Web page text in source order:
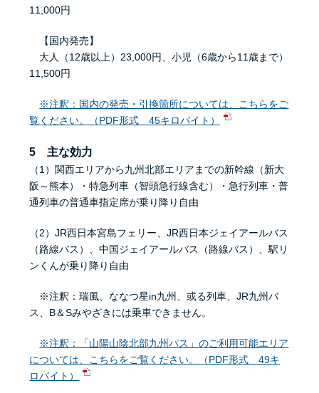
11,000円
【国内発売】
大人（12歳以上）23,000円、小児（6歳から11歳まで）
11,500円
※注釈：国内の発売・引換箇所については、こちらをご
覧ください。（PDF形式 45キロバイト）
5 主な効力
（1）関西エリアから九州北部エリアまでの新幹線（新大
阪～熊本）・特急列車（智頭急行線含む）・急行列車・普
通列車の普通車指定席が乗り降り自由
（2）JR西日本宮島フェリー、JR西日本ジェイアールバス
（路線バス）、中国ジェイアールバス（路線バス）、駅リ
ンくんが乗り降り自由
※注釈：瑞風、ななつ星in九州、或る列車、JR九州バ
ス、B＆Sみやざきには乗車できません。
※注釈：「山陽山陰北部九州パス」のご利用可能エリア
については、こちらをご覧ください。（PDF形式 49キ
ロバイト）